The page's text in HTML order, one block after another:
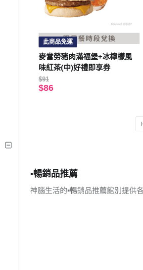
此商品免運
麥當勞豬肉滿福堡+冰檸檬風
味紅茶(中)好禮即享券
$91
$86
▪︎暢銷品推薦
神腦生活的▪︎暢銷品推薦館別提供